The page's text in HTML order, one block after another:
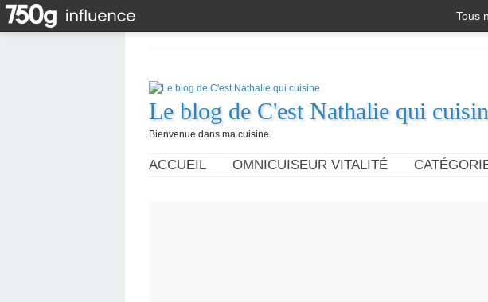
Tous
Le blog de C'est Nathalie qui
Bienvenue dans ma cuisine
ACCUEIL OMNICUISEUR VITALITÉ